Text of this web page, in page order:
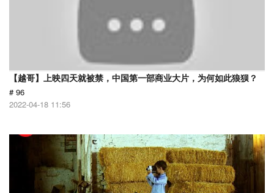
【越哥】上映四天就被禁，中国第一部商业大片，为何如此狼狈？
# 96
2022-04-18 11:56